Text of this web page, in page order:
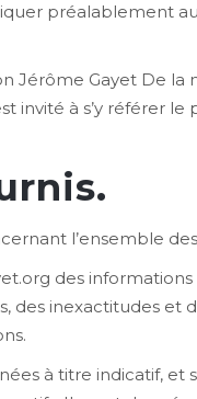
préalablement
Jérôme Gayet De
invité à s’y référer
l’ensemble
des informations
inexactitudes et
à titre indicatif, et